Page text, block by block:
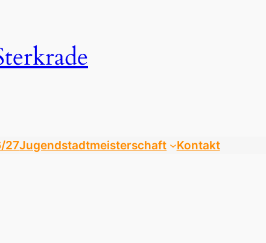
27Jugendstadtmeisterschaft Kontakt